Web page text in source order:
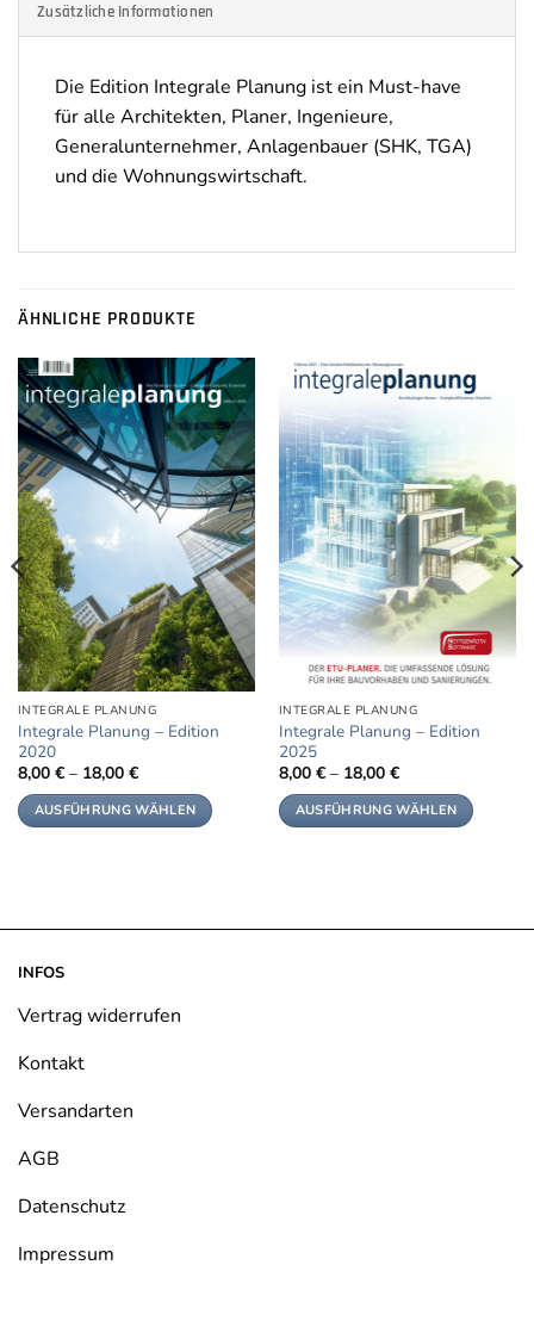
Zusätzliche Informationen
Die Edition Integrale Planung ist ein Must-have
für alle Architekten, Planer, Ingenieure,
Generalunternehmer, Anlagenbauer (SHK, TGA)
und die Wohnungswirtschaft.
ÄHNLICHE PRODUKTE
INTEGRALE PLANUNG
Integrale Planung – Edition
2020
8,00 €– 18,00 €
AUSFÜHRUNG WÄHLEN
auf.
Optionen
auf
Produktseite
werden
INTEGRALE PLANUNG
Integrale Planung – Edition
2025
8,00 €– 18,00 €
AUSFÜHRUNG WÄHLEN
INFOS
Vertrag widerrufen
Kontakt
Versandarten
AGB
Datenschutz
Impressum